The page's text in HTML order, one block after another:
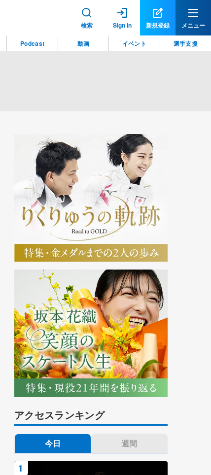
検索 Sign in 新規登録 メニュー
アクセスランキング
今日 週間
Podcast 動画 イベント 選手支援